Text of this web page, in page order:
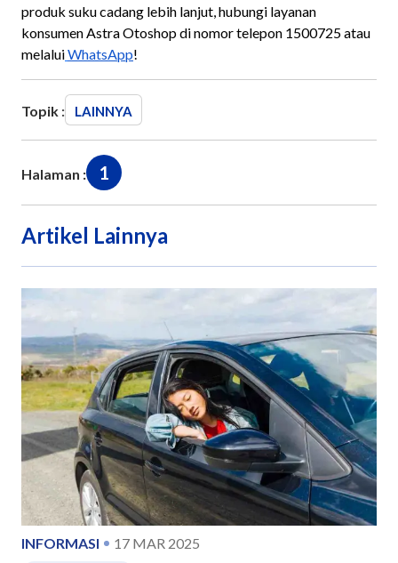
produk suku cadang lebih lanjut, hubungi layanan
konsumen Astra Otoshop di nomor telepon 1500725 atau
melaluiWhatsApp!
Topik : LAINNYA
Halaman : 1
Artikel Lainnya
INFORMASI 17 MAR 2025